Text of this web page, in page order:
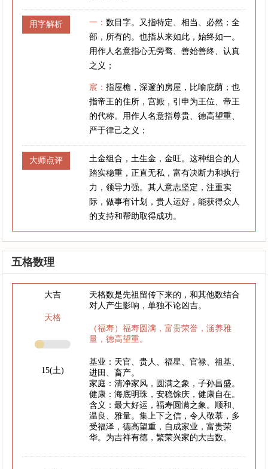
用字解析 一：数目字。又指特定、相当、必然；全
部，所有的。也指从来如此，始终如一。
用作人名意指心无旁骛、善始善终、认真
之义；
宸：指屋檐，深邃的房屋，比喻庇荫；也
指帝王的住所，宫殿，引申为王位、帝王
的代称。用作人名意指尊贵、德高望重、
严于律己之义；
大师点评
土金组合，土生金，金旺。这种组合的人
踏实稳重，正直无私，富有决断力和执行
力，领导力强。其人意志坚定，注重实
际，做事有计划，贵人运好，能获得众人
的支持和帮助取得成功。
五格数理
大吉
天格
15(土)
天格数是先祖留传下来的，和其他数结合
对人产生影响，单独不论凶吉。
（福寿）福寿圆满，富贵荣誉，涵养雅
量，德高望重。
基业：天官、贵人、福星、官禄、祖基、
进田、畜产。
家庭：清净家风，圆满之象，子孙昌盛。
健康：海底明珠，安稳馀庆，健康自在。
含义：最大好运，福寿圆满之象。顺和、
温良、雅量。集上下之信，令人敬慕，多
受福泽，德高望重，自成家业，富贵荣
华。为吉祥有德，繁荣兴家的大吉数。